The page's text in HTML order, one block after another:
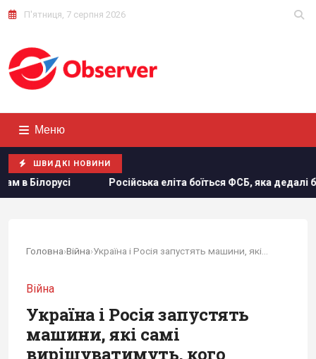
П'ятниця, 7 серпня 2026
Меню
ШВИДКІ НОВИНИ
боїться ФСБ, яка дедалі більше виходить з-під контролю,
Головна›Війна›
Війна
Україна і Росія запустять
машини, які самі
вирішуватимуть, кого